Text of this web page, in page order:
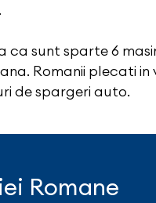
ca sunt sparte 6
Romanii plecati
de spargeri auto.
Romane